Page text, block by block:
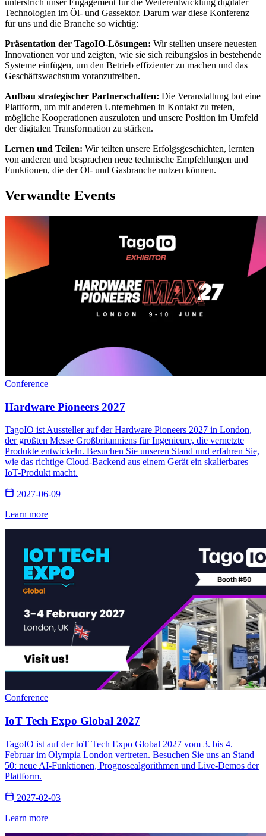
unterstrich unser Engagement für die Weiterentwicklung digitaler
Technologien im Öl- und Gassektor. Darum war diese Konferenz
für uns und die Branche so wichtig:
Präsentation der TagoIO-Lösungen: Wir stellten unsere neuesten
Innovationen vor und zeigten, wie sie sich reibungslos in bestehende
Systeme einfügen, um den Betrieb effizienter zu machen und das
Geschäftswachstum voranzutreiben.
Aufbau strategischer Partnerschaften: Die Veranstaltung bot eine
Plattform, um mit anderen Unternehmen in Kontakt zu treten,
mögliche Kooperationen auszuloten und unsere Position im Umfeld
der digitalen Transformation zu stärken.
Lernen und Teilen: Wir teilten unsere Erfolgsgeschichten, lernten
von anderen und besprachen neue technische Empfehlungen und
Funktionen, die der Öl- und Gasbranche nutzen können.
Verwandte Events
Conference
Hardware Pioneers 2027
TagoIO ist Aussteller auf der Hardware Pioneers 2027 in London,
der größten Messe Großbritanniens für Ingenieure, die vernetzte
Produkte entwickeln. Besuchen Sie unseren Stand und erfahren Sie,
wie das richtige Cloud-Backend aus einem Gerät ein skalierbares
IoT-Produkt macht.
2027-06-09
Learn more
Conference
IoT Tech Expo Global 2027
TagoIO ist auf der IoT Tech Expo Global 2027 vom 3. bis 4.
Februar im Olympia London vertreten. Besuchen Sie uns an Stand
50: neue AI-Funktionen, Prognosealgorithmen und Live-Demos der
Plattform.
2027-02-03
Learn more